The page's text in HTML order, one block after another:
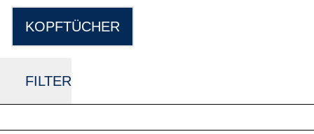
KOPFTÜCHER
FILTER